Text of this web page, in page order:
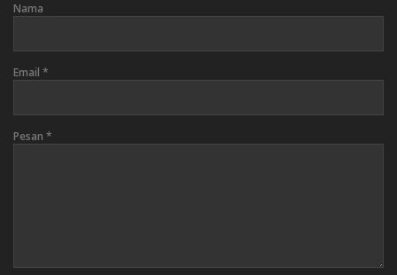
Nama
Email *
Pesan *